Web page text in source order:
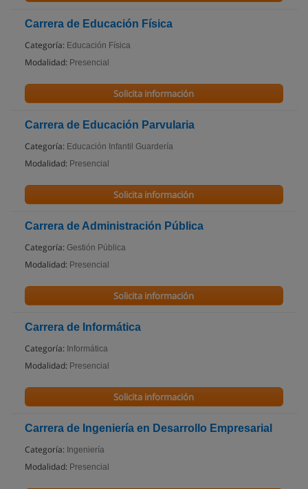
Carrera de Educación Física
Categoría: Educación Física
Modalidad: Presencial
Solicita información
Carrera de Educación Parvularia
Categoría: Educación Infantil Guardería
Modalidad: Presencial
Solicita información
Carrera de Administración Pública
Categoría: Gestión Pública
Modalidad: Presencial
Solicita información
Carrera de Informática
Categoría: Informática
Modalidad: Presencial
Solicita información
Carrera de Ingeniería en Desarrollo Empresarial
Categoría: Ingeniería
Modalidad: Presencial